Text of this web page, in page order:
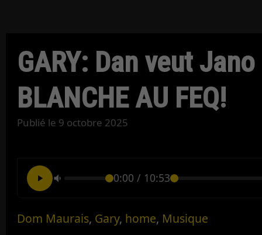
GARY: Dan veut
BLANCHE AU FEQ!
Publié le 9 octobre 2025
0:00 / 10:53
Dom Maurais, Gary, home, Musique